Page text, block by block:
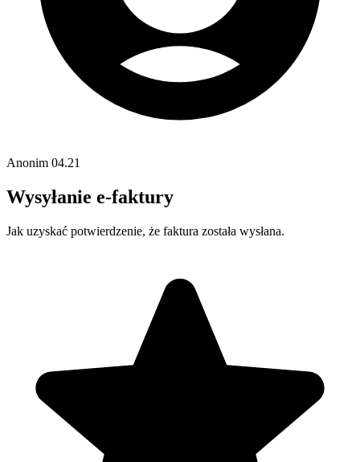
Anonim 04.21
Wysyłanie e-faktury
Jak uzyskać potwierdzenie, że faktura została wysłana.